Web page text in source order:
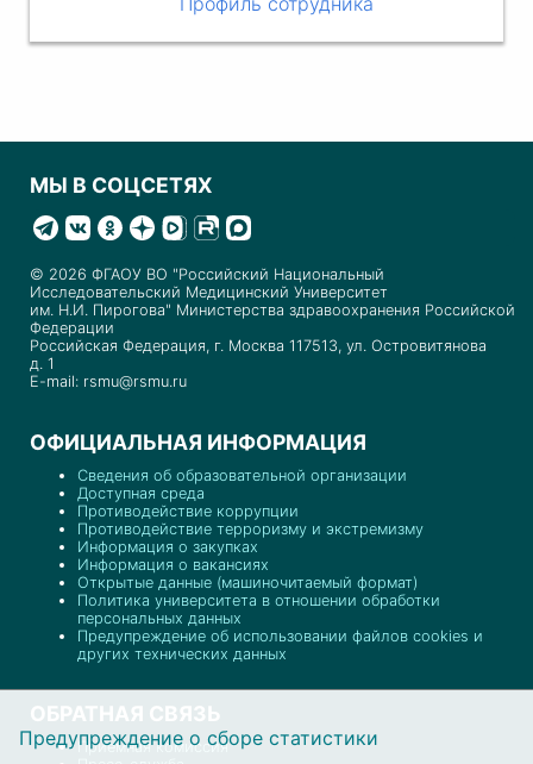
МЫ В СОЦСЕТЯХ
© 2026 ФГАОУ ВО "Российский Национальный
Исследовательский Медицинский Университет
им. Н.И. Пирогова" Министерства здравоохранения Российской
Федерации
Российская Федерация, г. Москва 117513, ул. Островитянова
д. 1
E-mail: rsmu@rsmu.ru
ОФИЦИАЛЬНАЯ ИНФОРМАЦИЯ
Сведения об образовательной организации
Доступная среда
Противодействие коррупции
Противодействие терроризму и экстремизму
Информация о закупках
Информация о вакансиях
Открытые данные (машиночитаемый формат)
Политика университета в отношении обработки
персональных данных
Предупреждение об использовании файлов cookies и
других технических данных
ОБРАТНАЯ СВЯЗЬ
Приемная комиссия
Предупреждение о сборе статистики